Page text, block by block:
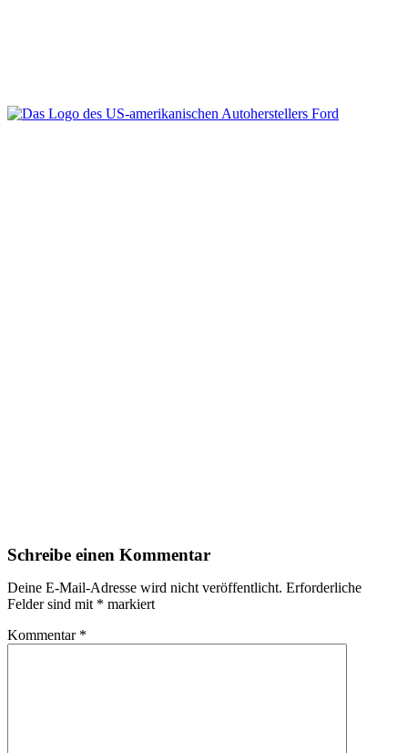
Schreibe einen Kommentar
Deine E-Mail-Adresse wird nicht veröffentlicht. Erforderliche
Felder sind mit * markiert
Kommentar *